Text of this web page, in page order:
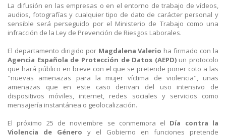
La difusión en las empresas o en el entorno de trabajo de vídeos,
audios, fotografías y cualquier tipo de dato de carácter personal y
sensible será perseguido por el Ministerio de Trabajo como una
infracción de la Ley de Prevención de Riesgos Laborales.
El departamento dirigido por Magdalena Valerio ha firmado con la
Agencia Española de Protección de Datos (AEPD)un protocolo
que hará público en breve con el que se pretende poner coto a las
"nuevas amenazas para la mujer víctima de violencia", unas
amenazas que en este caso derivan del uso intensivo de
dispositivos móviles, internet, redes sociales y servicios como
mensajería instantánea o geolocalización.
El próximo 25 de noviembre se conmemora el Día contra la
Violencia de Género y el Gobierno en funciones pretende